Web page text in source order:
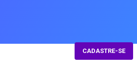
CADASTRE-SE